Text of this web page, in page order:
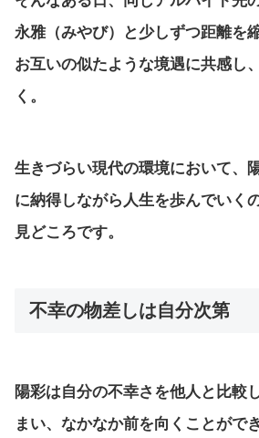
永雅（みやび）と少しずつ距離を
お互いの似たような境遇に共感し
く。
生きづらい現代の環境において、
に納得しながら人生を歩んでいく
見どころです。
不幸の物差しは自分次第
陽彩は自分の不幸さを他人と比較
まい、なかなか前を向くことがで